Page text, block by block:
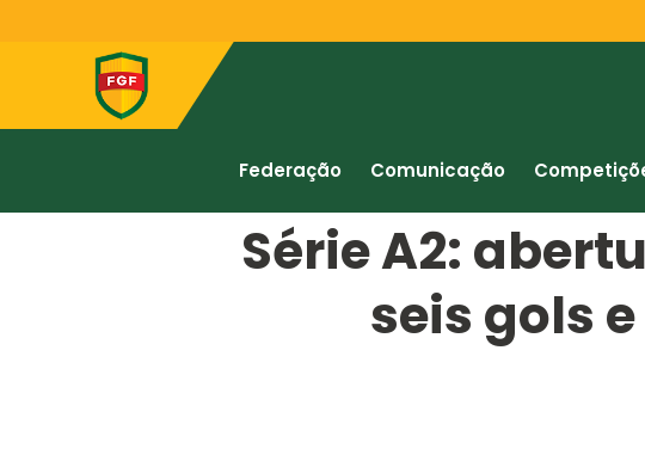
Federação Comunicação
Série A2:
seis gols e